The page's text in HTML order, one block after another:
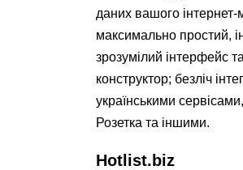
даних вашого інтернет-
максимально простий,
зрозумілий інтерфейс
конструктор; безліч
українськими
Розетка та іншими.
Hotlist.biz